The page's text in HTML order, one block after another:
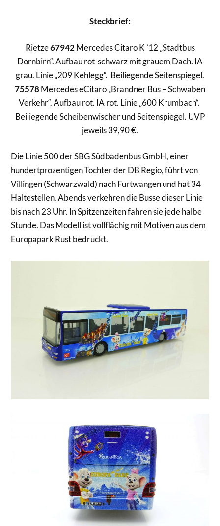
Steckbrief:
Rietze67942 Mercedes Citaro K ’12 „Stadtbus
Dornbirn“. Aufbau rot-schwarz mit grauem Dach. IA
grau. Linie „209 Kehlegg“. Beiliegende Seitenspiegel.
75578Mercedes eCitaro „Brandner Bus – Schwaben
Verkehr“. Aufbau rot. IA rot. Linie „600 Krumbach“.
Beiliegende Scheibenwischer und Seitenspiegel. UVP
jeweils 39,90 €.
Die Linie 500 der SBG Südbadenbus GmbH, einer
hundertprozentigen Tochter der DB Regio, führt von
Villingen (Schwarzwald) nach Furtwangen und hat 34
Haltestellen. Abends verkehren die Busse dieser Linie
bis nach 23 Uhr. In Spitzenzeiten fahren sie jede halbe
Stunde. Das Modell ist vollflächig mit Motiven aus dem
Europapark Rust bedruckt.